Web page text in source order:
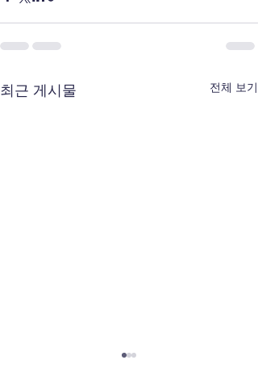
최근 게시물 전체 보기